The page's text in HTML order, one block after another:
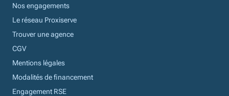
Nos engagements
Le réseau Proxiserve
Trouver une agence
CGV
Mentions légales
Modalités de financement
Engagement RSE